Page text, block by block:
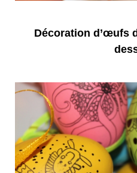
Décoration d’œufs